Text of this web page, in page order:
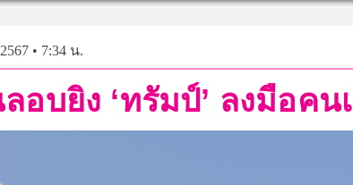
• 7:34 น.
อบยิง ‘ทรัมป์’ ลงมือคน